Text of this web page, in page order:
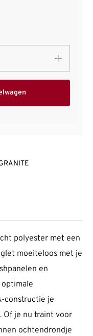
polyester met een
moeiteloos met je
en
constructie je
Of je nu traint voor
ochtendrondje